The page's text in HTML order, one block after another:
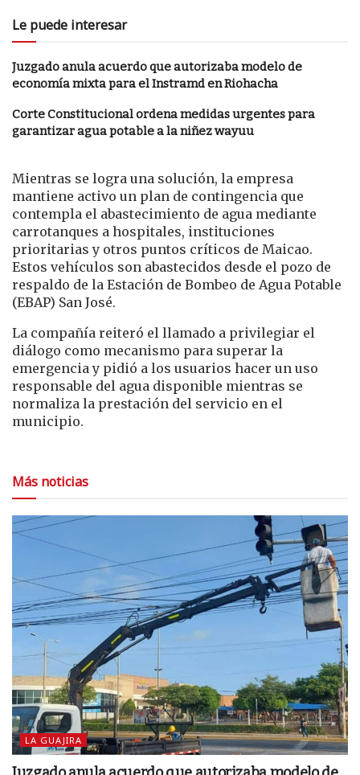
Le puede interesar
Juzgado anula acuerdo que autorizaba modelo de
economía mixta para el Instramd en Riohacha
Corte Constitucional ordena medidas urgentes para
garantizar agua potable a la niñez wayuu
Mientras se logra una solución, la empresa
mantiene activo un plan de contingencia que
contempla el abastecimiento de agua mediante
carrotanques a hospitales, instituciones
prioritarias y otros puntos críticos de Maicao.
Estos vehículos son abastecidos desde el pozo de
respaldo de la Estación de Bombeo de Agua Potable
(EBAP) San José.
La compañía reiteró el llamado a privilegiar el
diálogo como mecanismo para superar la
emergencia y pidió a los usuarios hacer un uso
responsable del agua disponible mientras se
normaliza la prestación del servicio en el
municipio.
Más noticias
LA GUAJIRA